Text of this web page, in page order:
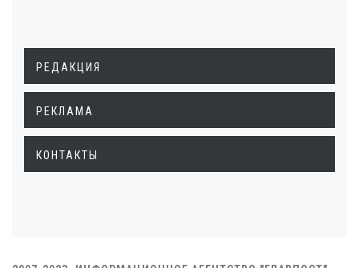
РЕДАКЦИЯ
РЕКЛАМА
КОНТАКТЫ